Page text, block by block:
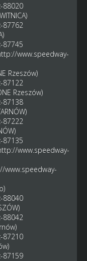
88020
87762
87745
www.speedway-
Rzeszów)
87122
Rzeszów)
87138
87222
87135
www.speedway-
www.speedway-
88040
88042
87210
87159